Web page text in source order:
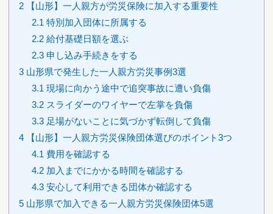
2 【山形】一人親方が労災保険に加入する重要性
2.1 特別加入団体に所属する
2.2 給付基礎日額を選ぶ
2.3 申し込み手続きをする
3 山形県で発生した一人親方労災事例3選
3.1 現場に向かう途中で追突事故に遭い負傷
3.2 スライダーのワイヤーで左掌を負傷
3.3 足場がないことに気づかず転倒して負傷
4 【山形】一人親方労災保険団体選びのポイント3つ
4.1 費用を確認する
4.2 加入までにかかる時間を確認する
4.3 安心して利用できる団体か確認する
5 山形県で加入できる一人親方労災保険団体5選